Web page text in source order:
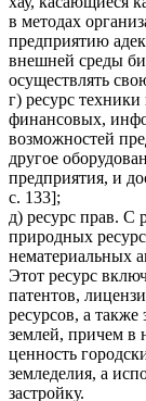
в методах
предприятию
внешней среды
осуществлять
г) ресурс
финансовых,
возможностей
другое
предприятия, и
с. 133];
д) ресурс прав. С
природных
нематериальных
Этот ресурс
патентов,
ресурсов, а
землей, причем в
ценность
земледелия, а
застройку.